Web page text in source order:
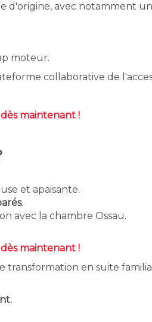
d'origine, avec notamment
moteur.
collaborative de
maintenant !
et apaisante.
.
avec la chambre Ossau.
maintenant !
transformation en suite